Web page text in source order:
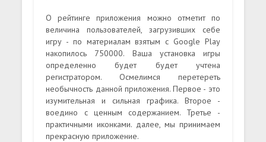
О рейтинге приложения можно отметит по
величина пользователей, загрузивших себе
игру - по материалам взятым с Google Play
накопилось 750000. Ваша установка игры
определенно будет будет учтена
регистратором. Осмелимся перетереть
необычность данной приложения. Первое - это
изумительная и сильная графика. Второе -
воедино с ценным содержанием. Третье -
практичными иконками. далее, мы принимаем
прекрасную приложение.